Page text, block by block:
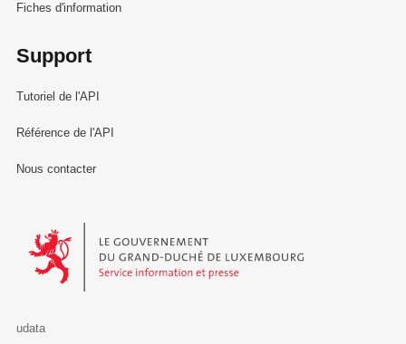
Fiches d'information
Support
Tutoriel de l'API
Référence de l'API
Nous contacter
Le Gouvernement du Grand-Duché de Luxembourg - Service
udata